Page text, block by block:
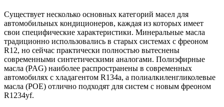
Существует несколько основных категорий масел для
автомобильных кондиционеров, каждая из которых имеет
свои специфические характеристики. Минеральные масла
традиционно использовались в старых системах с фреоном
R12, но сейчас практически полностью вытеснены
современными синтетическими аналогами. Полиэфирные
масла (PAG) наиболее распространены в современных
автомобилях с хладагентом R134a, а полиалкиленгликолевые
масла (POE) отлично подходят для систем с новым фреоном
R1234yf.